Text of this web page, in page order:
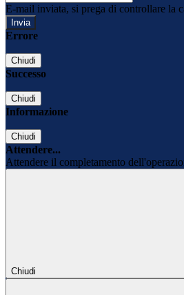
E-mail inviata, si prega di controllare la
Errore
Chiudi
Successo
Chiudi
Informazione
Chiudi
Attendere...
Attendere il completamento
Chiudi